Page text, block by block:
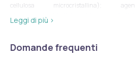
cellulosa microcristallina);
idrossipropilmetilcellulosa ,
acido stearico, carbonato di
Ubiqsome (coenzima Q10,
Leggi di più ›
Domande frequenti